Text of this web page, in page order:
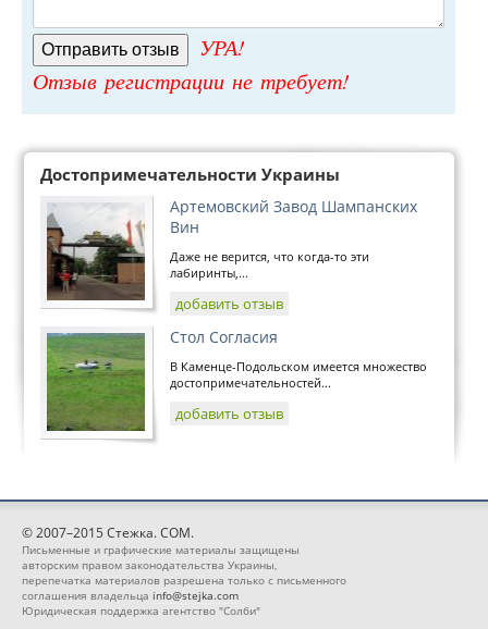
УРА!
Отзыв регистрации не требует!
Достопримечательности Украины
Артемовский Завод Шампанских
Вин
Даже не верится, что когда-то эти
лабиринты,...
добавить отзыв
Стол Согласия
В Каменце-Подольском имеется множество
достопримечательностей...
добавить отзыв
© 2007–2015 Стежка. COM.
Письменные и графические материалы защищены
авторским правом законодательства Украины,
перепечатка материалов разрешена только с письменного
соглашения владельца info@stejka.com
Юридическая поддержка агентство "Солби"